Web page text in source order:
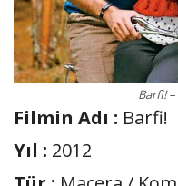
Barfi!
Filmin Adı : Barfi!
Yıl : 2012